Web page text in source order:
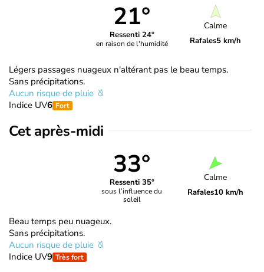
21°
Ressenti 24°
en raison de l'humidité
Calme
Rafales5 km/h
Légers passages nuageux n'altérant pas le beau temps.
Sans précipitations.
Aucun risque de pluie
Indice UV6 Fort
Cet après-midi
33°
Ressenti 35°
sous l’influence du
soleil
Calme
Rafales10 km/h
Beau temps peu nuageux.
Sans précipitations.
Aucun risque de pluie
Indice UV9 Très fort